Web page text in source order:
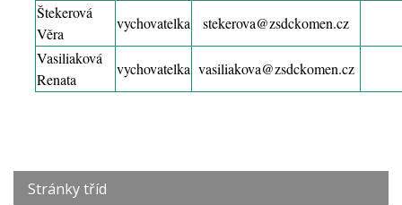
Štekerová
Věra
vychovatelka stekerova@zsdckomen.cz
Vasiliaková
Renata
vychovatelka vasiliakova@zsdckomen.cz
Stránky tříd